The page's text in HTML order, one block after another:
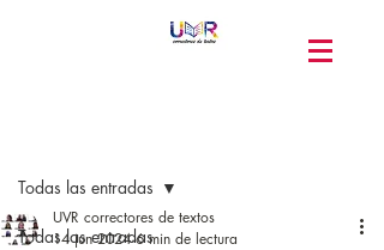
Todas las entradas
Todas las entradas
UVR correctores de textos
14 jun 2024 6 min de lectura